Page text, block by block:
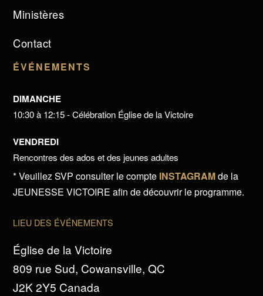
Ministères
Contact
ÉVÉNEMENTS
DIMANCHE
10:30 à 12:15 - Célébration Église de la Victoire
VENDREDI
Rencontres des ados et des jeunes adultes
* Veuillez SVP consulter le compte INSTAGRAMde la
JEUNESSE VICTOIRE afin de découvrir le programme.
LIEU DES ÉVÉNEMENTS
Église de la Victoire
809 rue Sud, Cowansville, QC
J2K 2Y5 Canada